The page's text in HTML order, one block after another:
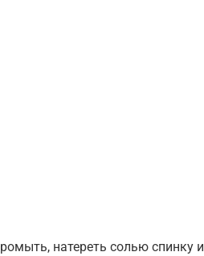
натереть солью спинку и